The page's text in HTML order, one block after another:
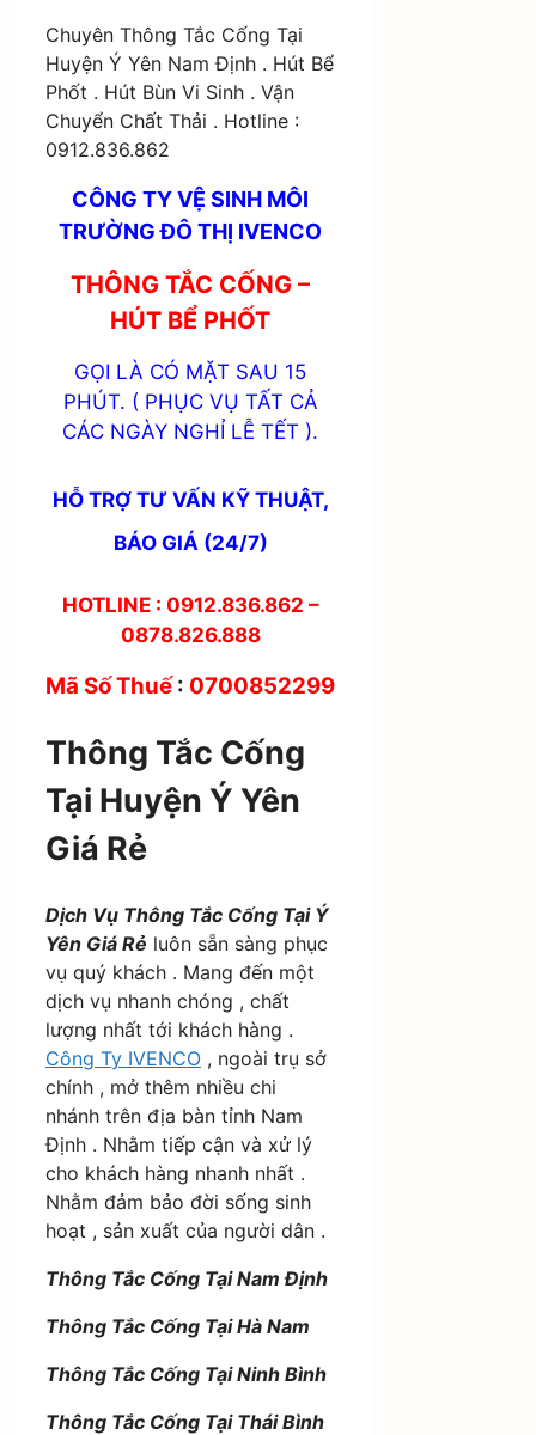
Chuyên Thông Tắc Cống Tại
Huyện Ý Yên Nam Định . Hút Bể
Phốt . Hút Bùn Vi Sinh . Vận
Chuyển Chất Thải . Hotline :
0912.836.862
CÔNG TY VỆ SINH MÔI
TRƯỜNG ĐÔ THỊ IVENCO
THÔNG TẮC CỐNG –
HÚT BỂ PHỐT
GỌI LÀ CÓ MẶT SAU 15
PHÚT. ( PHỤC VỤ TẤT CẢ
CÁC NGÀY NGHỈ LỄ TẾT ).
HỖ TRỢ TƯ VẤN KỸ THUẬT,
BÁO GIÁ (24/7)
HOTLINE : 0912.836.862 –
0878.826.888
Mã Số Thuế: 0700852299
Thông Tắc Cống
Tại Huyện Ý Yên
Giá Rẻ
Dịch Vụ Thông Tắc Cống Tại Ý
Yên Giá Rẻ luôn sẵn sàng phục
vụ quý khách . Mang đến một
dịch vụ nhanh chóng , chất
lượng nhất tới khách hàng .
Công Ty IVENCO , ngoài trụ sở
chính , mở thêm nhiều chi
nhánh trên địa bàn tỉnh Nam
Định . Nhằm tiếp cận và xử lý
cho khách hàng nhanh nhất .
Nhằm đảm bảo đời sống sinh
hoạt , sản xuất của người dân .
Thông Tắc Cống Tại Nam Định
Thông Tắc Cống Tại Hà Nam
Thông Tắc Cống Tại Ninh Bình
Thông Tắc Cống Tại Thái Bình